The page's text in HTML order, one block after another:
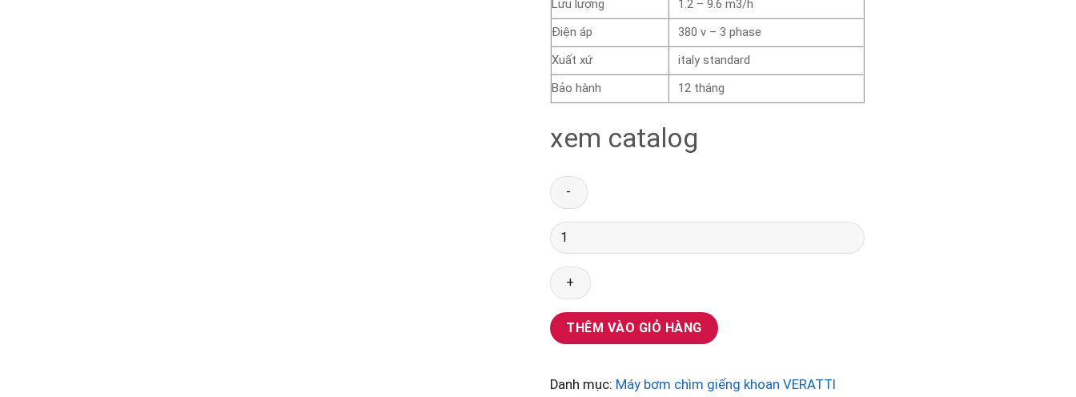
Lưu lượng
1.2 – 9.6 m3/h
Điện áp
380 v – 3 phase
Xuất xứ
italy standard
Bảo hành
12 tháng
xem catalog
Bơm
chìm
giếng
khoan
VERATTI
4SD6/36
4KW
lượng
THÊM VÀO GIỎ HÀNG
Danh mục: Máy bơm chìm giếng khoan VERATTI